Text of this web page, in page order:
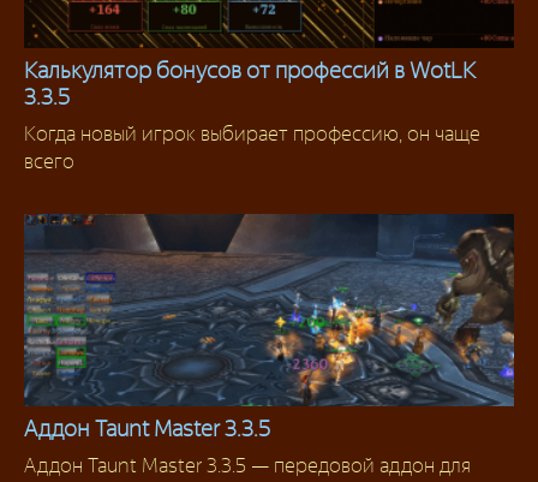
Калькулятор бонусов от профессий в WotLK
3.3.5
Когда новый игрок выбирает профессию, он чаще
всего
Аддоны
Аддон Taunt Master 3.3.5
Аддон Taunt Master 3.3.5 — передовой аддон для